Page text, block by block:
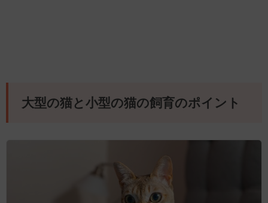
大型の猫と小型の猫の飼育のポイント